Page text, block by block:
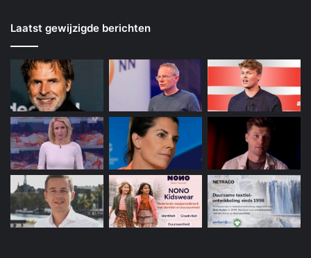
Laatst gewijzigde berichten